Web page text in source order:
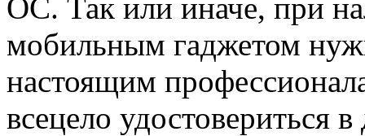
ОС. Так или иначе, при
мобильным гаджетом
настоящим
всецело удостовериться